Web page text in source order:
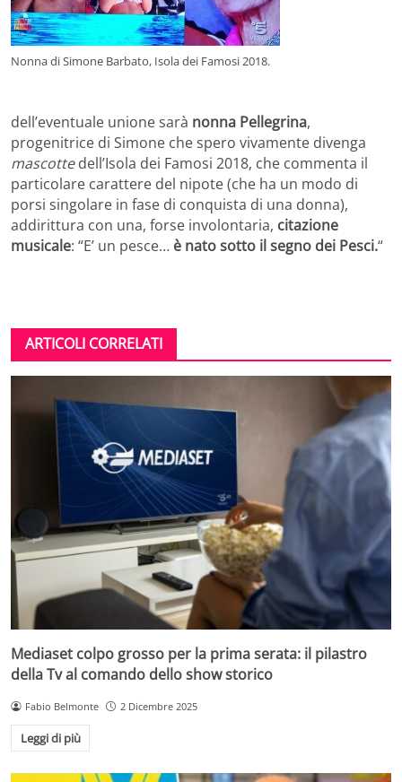
Nonna di Simone Barbato, Isola dei Famosi 2018.
dell’eventuale unione sarà nonna Pellegrina,
progenitrice di Simone che spero vivamente divenga
mascottedell’Isola dei Famosi 2018, che commenta il
particolare carattere del nipote (che ha un modo di
porsi singolare in fase di conquista di una donna),
addirittura con una, forse involontaria, citazione
musicale: “E’ un pesce… è nato sotto il segno dei Pesci.“
ARTICOLI CORRELATI
Mediaset colpo grosso per la prima serata: il pilastro
della Tv al comando dello show storico
Fabio Belmonte 2 Dicembre 2025
Leggi di più